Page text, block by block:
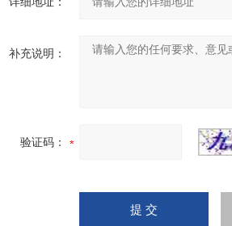
补充说明：
验证码：